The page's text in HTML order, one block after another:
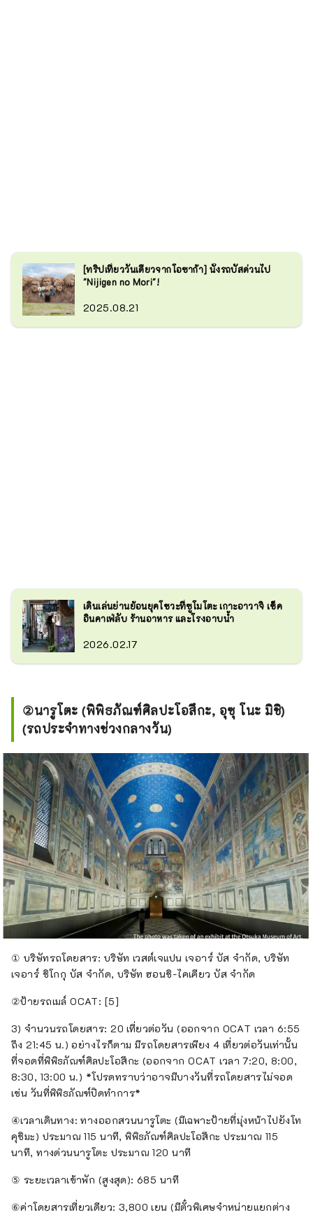
[ทริปเที่ยววันเดียวจากโอซาก้า] นั่งรถบัสด่วนไป
"Nijigen no Mori"!
2025.08.21
เดินเล่นย่านย้อนยุคโชวะที่ซูโมโตะ เกาะอาวาจิ เช็ค
อินคาเฟ่ลับ ร้านอาหาร และโรงอาบน้ำ
2026.02.17
②นารูโตะ (พิพิธภัณฑ์ศิลปะโอสึกะ, อุซุ โนะ มิชิ)
(รถประจำทางช่วงกลางวัน)
① บริษัทรถโดยสาร: บริษัท เวสต์เจแปน เจอาร์ บัส จำกัด, บริษัท
เจอาร์ ชิโกกุ บัส จำกัด, บริษัท ฮอนชิ-ไคเคียว บัส จำกัด
②ป้ายรถเมล์ OCAT: [5]
3) จำนวนรถโดยสาร: 20 เที่ยวต่อวัน (ออกจาก OCAT เวลา 6:55
ถึง 21:45 น.) อย่างไรก็ตาม มีรถโดยสารเพียง 4 เที่ยวต่อวันเท่านั้น
ที่จอดที่พิพิธภัณฑ์ศิลปะโอสึกะ (ออกจาก OCAT เวลา 7:20, 8:00,
8:30, 13:00 น.) *โปรดทราบว่าอาจมีบางวันที่รถโดยสารไม่จอด
เช่น วันที่พิพิธภัณฑ์ปิดทำการ*
④เวลาเดินทาง: ทางออกสวนนารูโตะ (มีเฉพาะป้ายที่มุ่งหน้าไปยังโท
คุชิมะ) ประมาณ 115 นาที, พิพิธภัณฑ์ศิลปะโอสึกะ ประมาณ 115
นาที, ทางด่วนนารูโตะ ประมาณ 120 นาที
⑤ ระยะเวลาเข้าพัก (สูงสุด): 685 นาที
⑥ค่าโดยสารเที่ยวเดียว: 3,800 เยน (มีตั๋วพิเศษจำหน่ายแยกต่าง